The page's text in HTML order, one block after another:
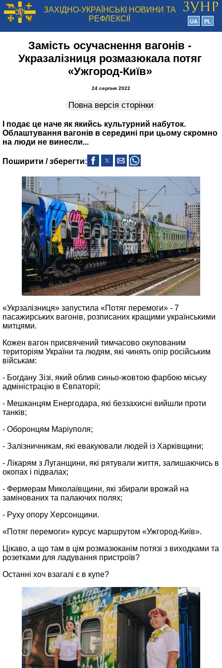
ЗАХІДНО-УКРАЇНСЬКІ НОВИНИ ТА
РЕФЛЕКСІЇ
UA PL
Замість осучаснення вагонів ‑
Укразалізниця розмазюкала потяг
«Ужгород‑Київ»
24 серпня 2022
Повна версія сторінки
І подає це наче як якийсь культурний набуток.
Облаштування вагонів в середині при цьому скромно
на люди не винесли...
Поширити / зберегти:
«Укрзалізниця» запустила «Потяг перемоги» - 7
пасажирських вагонів, розписаних кращими українськими
митцями.
Кожен вагон присвячений тимчасово окупованим
територіям України та людям, які чинять опір російським
військам:
- Богдану Зізі, який облив синьо-жовтою фарбою міську
адміністрацію в Євпаторії;
- Мешканцям Енергодара, які беззахисні вийшли проти
танків;
- Оборонцям Маріуполя;
- Залізничникам, які евакуювали людей із Харківщини;
- Лікарям з Луганщини, які рятували життя, залишаючись в
окопах і підвалах;
- Фермерам Миколаївщини, які збирали врожай на
замінованих та палаючих полях;
- Руху опору Херсонщини.
«Потяг перемоги» курсує маршрутом «Ужгород‑Київ».
Цікаво, а що там в цім розмазюканім потязі з виходками та
розетками для ладування пристроїв?
Останні хоч взагалі є в купе?